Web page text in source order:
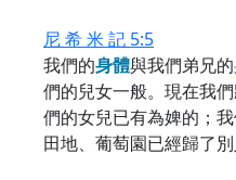
尼 希 米 記 5:5
我們的身體與我們弟兄的
們的兒女一般。現在我
們的女兒已有為婢的；
田地、葡萄園已經歸了別